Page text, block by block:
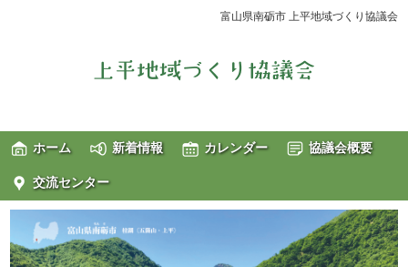
富山県南砺市 上平地域づくり協議会
ホーム 新着情報 カレンダー 協議会概要
交流センター